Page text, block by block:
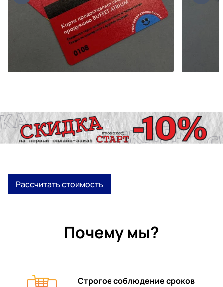
Рассчитать стоимость
Почему мы?
Строгое соблюдение сроков